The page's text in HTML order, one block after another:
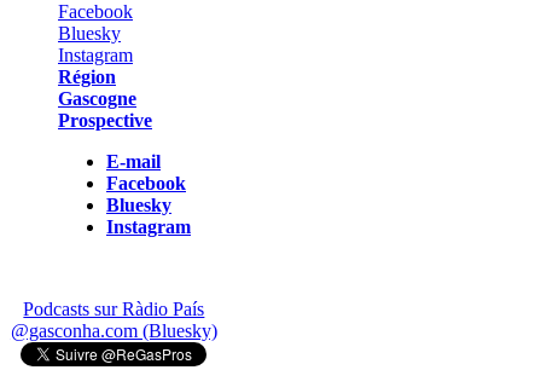
Région
Gascogne
Prospective
E-mail
Facebook
Bluesky
Instagram
Podcasts sur Ràdio País
@gasconha.com (Bluesky)